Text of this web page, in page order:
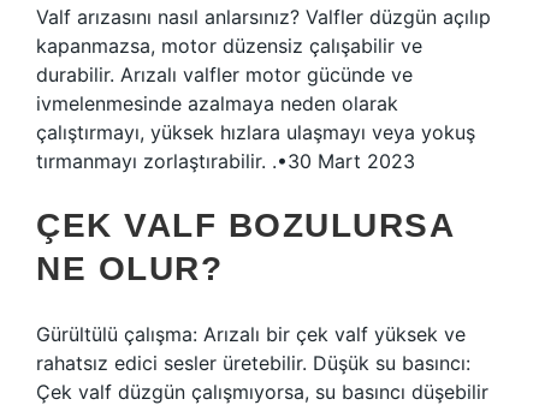
Valf arızasını nasıl anlarsınız? Valfler düzgün açılıp
kapanmazsa, motor düzensiz çalışabilir ve
durabilir. Arızalı valfler motor gücünde ve
ivmelenmesinde azalmaya neden olarak
çalıştırmayı, yüksek hızlara ulaşmayı veya yokuş
tırmanmayı zorlaştırabilir. .•30 Mart 2023
ÇEK VALF BOZULURSA
NE OLUR?
Gürültülü çalışma: Arızalı bir çek valf yüksek ve
rahatsız edici sesler üretebilir. Düşük su basıncı:
Çek valf düzgün çalışmıyorsa, su basıncı düşebilir